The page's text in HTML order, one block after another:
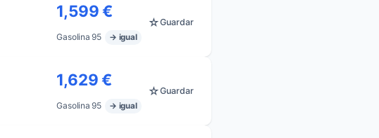
1,599 €
Gasolina 95 → igual
☆Guardar
1,629 €
Gasolina 95 → igual
☆Guardar